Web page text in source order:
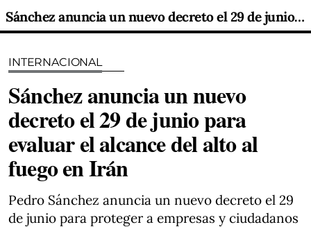
Sánchez anuncia un nuevo decreto el 29 de junio para evaluar el alcance del alto al fuego en Irán
INTERNACIONAL
Sánchez anuncia un nuevo
decreto el 29 de junio para
evaluar el alcance del alto al
fuego en Irán
Pedro Sánchez anuncia un nuevo decreto el 29
de junio para proteger a empresas y ciudadanos